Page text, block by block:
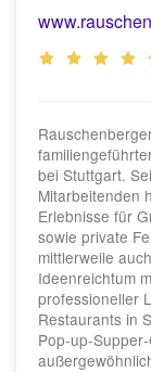
bei Stuttgart.
Mitarbeitenden
Erlebnisse für
sowie private
mittlerweile
Ideenreichtum
professioneller
Restaurants in